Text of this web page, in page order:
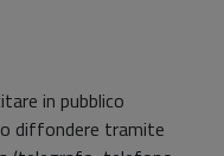
in pubblico
diffondere tramite